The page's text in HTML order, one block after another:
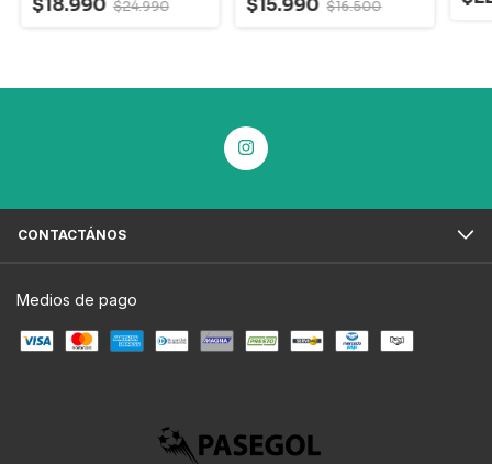
$24.990 $16.500
CONTACTÁNOS
Medios de pago